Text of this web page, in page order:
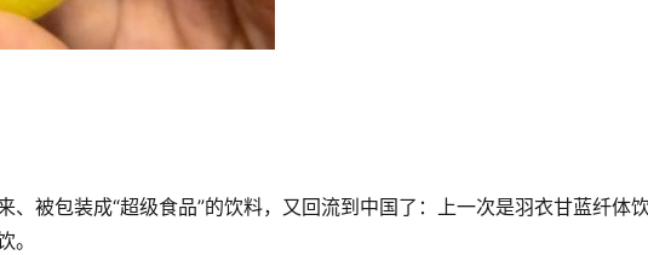
、被包装成“超级食品”的饮料，又回流到中国了：上一次是羽衣甘蓝纤体
。